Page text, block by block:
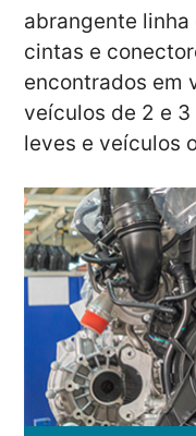
abrangente
cintas e
encontrados em
veículos de 2 e
leves e veículos